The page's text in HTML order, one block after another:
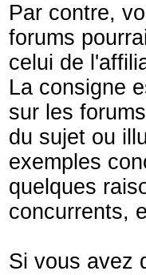
Par contre,
forums
celui de
La consigne
sur les
du sujet ou
exemples
quelques
concurrents,
Si vous avez